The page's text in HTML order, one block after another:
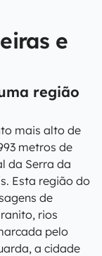
e
região
mais alto de
metros de
da Serra da
Esta região do
de
rios
pelo
a cidade